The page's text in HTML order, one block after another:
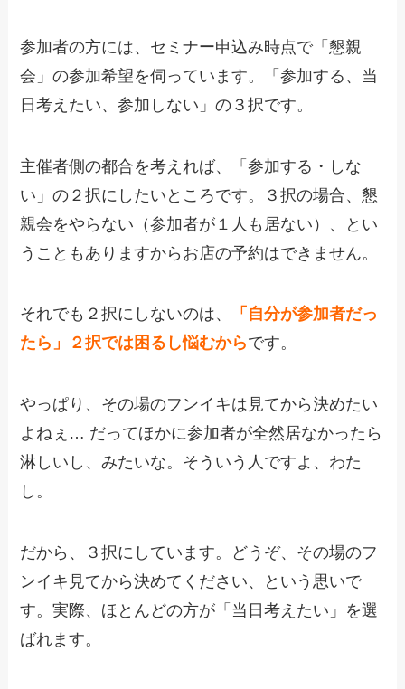
参加者の方には、セミナー申込み時点で「懇親
会」の参加希望を伺っています。「参加する、当
日考えたい、参加しない」の３択です。
主催者側の都合を考えれば、「参加する・しな
い」の２択にしたいところです。３択の場合、懇
親会をやらない（参加者が１人も居ない）、とい
うこともありますからお店の予約はできません。
それでも２択にしないのは、
「自分が参加者だっ
たら」２択では困るし悩むからです。
やっぱり、その場のフンイキは見てから決めたい
よねぇ… だってほかに参加者が全然居なかったら
淋しいし、みたいな。そういう人ですよ、わた
し。
だから、３択にしています。どうぞ、その場のフ
ンイキ見てから決めてください、という思いで
す。実際、ほとんどの方が「当日考えたい」を選
ばれます。